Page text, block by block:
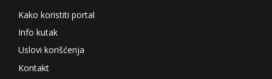
Kako koristiti portal
Info kutak
Uslovi korišćenja
Kontakt